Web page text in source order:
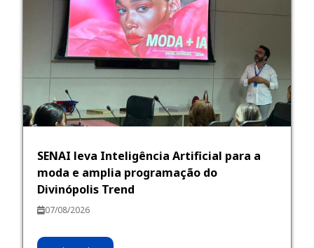
SENAI leva Inteligência Artificial para a
moda e amplia programação do
Divinópolis Trend
07/08/2026